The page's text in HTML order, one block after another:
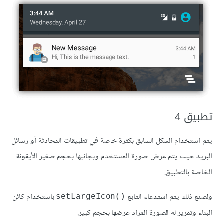
تطبيق 4
يتم استخدام الشكل السابق بكثرة خاصة في تطبيقات المحادثة أو رسائل
البريد حيث يتم عرض صورة المستخدم وبجانبها بحجم صغير الأيقونة
الخاصة بالتطبيق.
ولصنع ذلك يتم استدعاء التابع ()setLargeIcon
باستخدام كائن
البناء وتمرير له الصورة المراد عرضها بحجم كبير.